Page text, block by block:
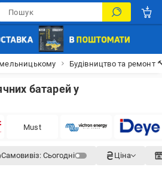
Будівництво та ремонт
батарей у
Must
Самовивіз: Сьогодні Ціна